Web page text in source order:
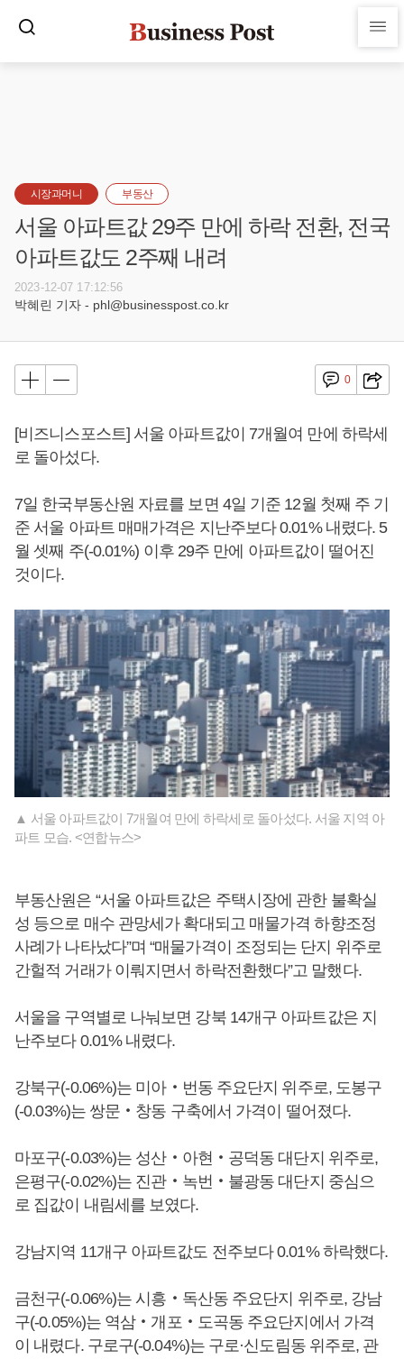
시장과머니 부동산
서울 아파트값 29주 만에 하락 전환, 전국
아파트값도 2주째 내려
2023-12-07 17:12:56
박혜린 기자 - phl@businesspost.co.kr
0
[비즈니스포스트] 서울 아파트값이 7개월여 만에 하락세
로 돌아섰다.
7일 한국부동산원 자료를 보면 4일 기준 12월 첫째 주 기
준 서울 아파트 매매가격은 지난주보다 0.01% 내렸다. 5
월 셋째 주(-0.01%) 이후 29주 만에 아파트값이 떨어진
것이다.
▲ 서울 아파트값이 7개월여 만에 하락세로 돌아섰다. 서울 지역 아
파트 모습. <연합뉴스>
부동산원은 “서울 아파트값은 주택시장에 관한 불확실
성 등으로 매수 관망세가 확대되고 매물가격 하향조정
사례가 나타났다”며 “매물가격이 조정되는 단지 위주로
간헐적 거래가 이뤄지면서 하락전환했다”고 말했다.
서울을 구역별로 나눠보면 강북 14개구 아파트값은 지
난주보다 0.01% 내렸다.
강북구(-0.06%)는 미아‧번동 주요단지 위주로, 도봉구
(-0.03%)는 쌍문‧창동 구축에서 가격이 떨어졌다.
마포구(-0.03%)는 성산‧아현‧공덕동 대단지 위주로,
은평구(-0.02%)는 진관‧녹번‧불광동 대단지 중심으
로 집값이 내림세를 보였다.
강남지역 11개구 아파트값도 전주보다 0.01% 하락했다.
금천구(-0.06%)는 시흥‧독산동 주요단지 위주로, 강남
구(-0.05%)는 역삼‧개포‧도곡동 주요단지에서 가격
이 내렸다. 구로구(-0.04%)는 구로·신도림동 위주로, 관